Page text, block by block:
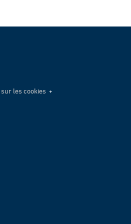
sur les cookies
sur les cookies